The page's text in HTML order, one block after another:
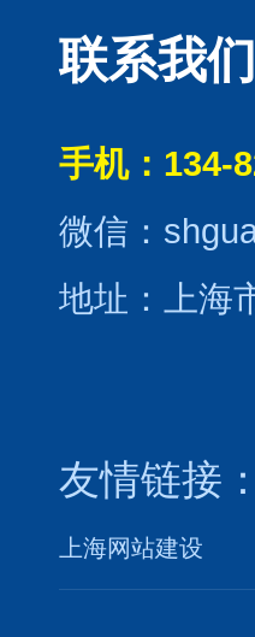
联系我们
手机：134-
微信：
地址：上海
友情链接：
上海网站建设